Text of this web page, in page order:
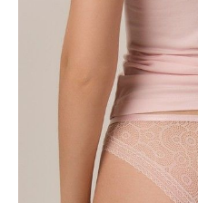
ZDJĘCIA
Rozmiary:
Tabela rozmiarów
+
DODAJ DO KOSZYKA